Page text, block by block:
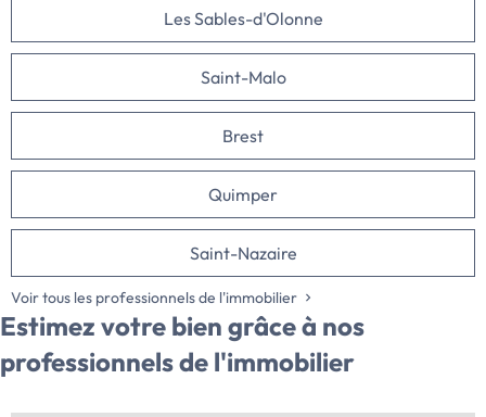
Les Sables-d'Olonne
Saint-Malo
Brest
Quimper
Saint-Nazaire
Voir tous les professionnels de l'immobilier
Estimez votre bien grâce à nos
professionnels de l'immobilier